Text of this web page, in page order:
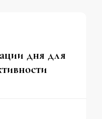
дня для